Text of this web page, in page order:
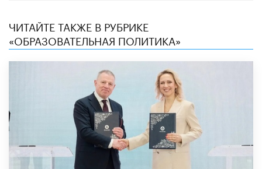
ЧИТАЙТЕ ТАКЖЕ В РУБРИКЕ
«ОБРАЗОВАТЕЛЬНАЯ ПОЛИТИКА»